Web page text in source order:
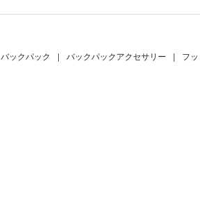
バックパック | バックパックアクセサリー | フ